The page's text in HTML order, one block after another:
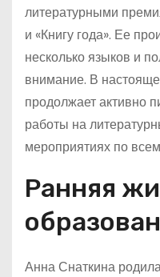
литературными
и «Книгу года». Ее
несколько языков и
внимание. В
продолжает активно
работы на
мероприятиях по
Ранняя
Анна Снаткина